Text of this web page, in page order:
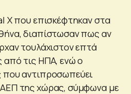
X που επισκέφτηκαν στα
διαπίστωσαν πως αν
τουλάχιστον επτά
από τις ΗΠΑ, ενώ ο
που αντιπροσωπεύει
της χώρας, σύμφωνα με